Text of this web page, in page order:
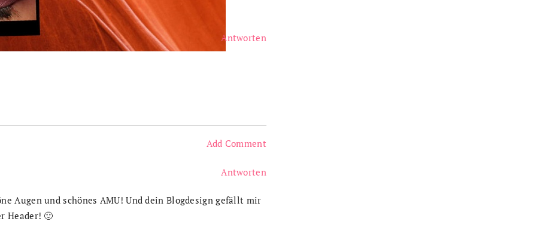
Add Comment
Antworten
Augen und schönes AMU! Und dein Blogdesign gefällt mir
Header! 🙂
Antworten